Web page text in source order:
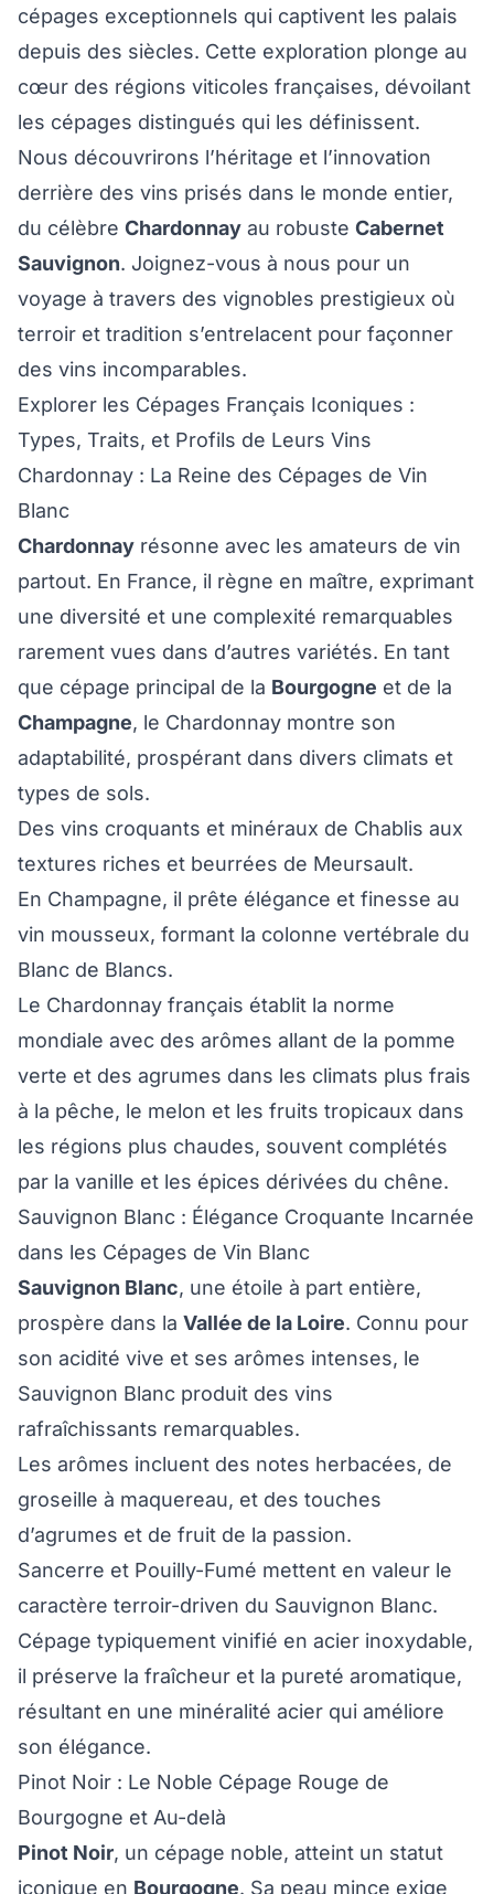
cépages exceptionnels qui captivent les palais
depuis des siècles. Cette exploration plonge au
cœur des régions viticoles françaises, dévoilant
les cépages distingués qui les définissent.
Nous découvrirons l’héritage et l’innovation
derrière des vins prisés dans le monde entier,
du célèbre Chardonnay au robuste Cabernet
Sauvignon. Joignez-vous à nous pour un
voyage à travers des vignobles prestigieux où
terroir et tradition s’entrelacent pour façonner
des vins incomparables.
Explorer les Cépages Français Iconiques :
Types, Traits, et Profils de Leurs Vins
Chardonnay : La Reine des Cépages de Vin
Blanc
Chardonnay résonne avec les amateurs de vin
partout. En France, il règne en maître, exprimant
une diversité et une complexité remarquables
rarement vues dans d’autres variétés. En tant
que cépage principal de la Bourgogne et de la
Champagne, le Chardonnay montre son
adaptabilité, prospérant dans divers climats et
types de sols.
Des vins croquants et minéraux de Chablis aux
textures riches et beurrées de Meursault.
En Champagne, il prête élégance et finesse au
vin mousseux, formant la colonne vertébrale du
Blanc de Blancs.
Le Chardonnay français établit la norme
mondiale avec des arômes allant de la pomme
verte et des agrumes dans les climats plus frais
à la pêche, le melon et les fruits tropicaux dans
les régions plus chaudes, souvent complétés
par la vanille et les épices dérivées du chêne.
Sauvignon Blanc : Élégance Croquante Incarnée
dans les Cépages de Vin Blanc
Sauvignon Blanc, une étoile à part entière,
prospère dans la Vallée de la Loire. Connu pour
son acidité vive et ses arômes intenses, le
Sauvignon Blanc produit des vins
rafraîchissants remarquables.
Les arômes incluent des notes herbacées, de
groseille à maquereau, et des touches
d’agrumes et de fruit de la passion.
Sancerre et Pouilly-Fumé mettent en valeur le
caractère terroir-driven du Sauvignon Blanc.
Cépage typiquement vinifié en acier inoxydable,
il préserve la fraîcheur et la pureté aromatique,
résultant en une minéralité acier qui améliore
son élégance.
Pinot Noir : Le Noble Cépage Rouge de
Bourgogne et Au-delà
Pinot Noir, un cépage noble, atteint un statut
iconique en Bourgogne. Sa peau mince exige